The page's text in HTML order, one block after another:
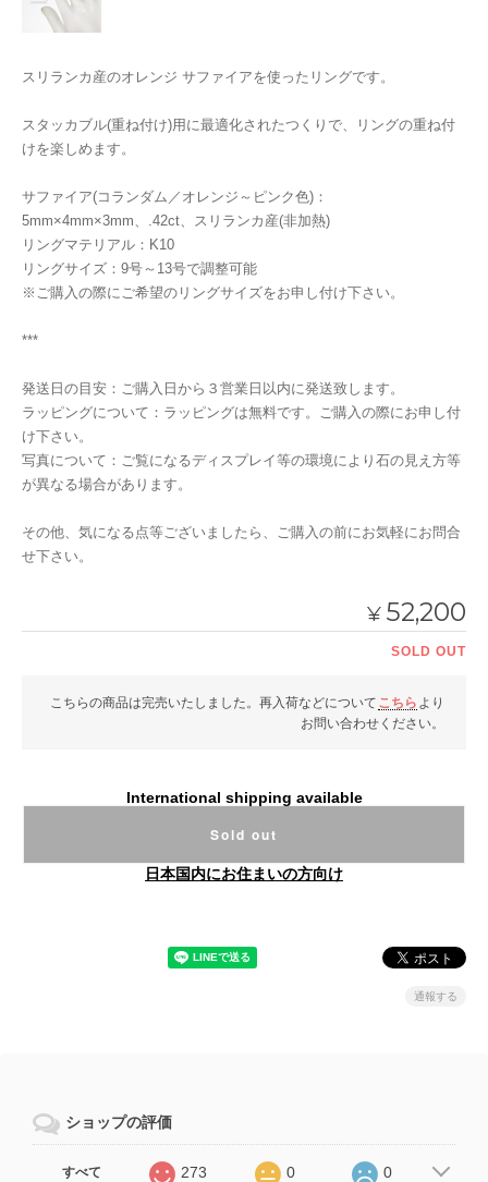
スリランカ産のオレンジ サファイアを使ったリングです。
スタッカブル(重ね付け)用に最適化されたつくりで、リングの重ね付
けを楽しめます。
サファイア(コランダム／オレンジ～ピンク色)：
5mm×4mm×3mm、.42ct、スリランカ産(非加熱)
リングマテリアル：K10
リングサイズ：9号～13号で調整可能
※ご購入の際にご希望のリングサイズをお申し付け下さい。
***
発送日の目安：ご購入日から３営業日以内に発送致します。
ラッピングについて：ラッピングは無料です。ご購入の際にお申し付
け下さい。
写真について：ご覧になるディスプレイ等の環境により石の見え方等
が異なる場合があります。
その他、気になる点等ございましたら、ご購入の前にお気軽にお問合
せ下さい。
¥ 52,200
SOLD OUT
こちらの商品は完売いたしました。再入荷などについて こちら より
お問い合わせください。
International shipping available
Sold out
日本国内にお住まいの方向け
通報する
ショップの評価
すべて 273 0 0